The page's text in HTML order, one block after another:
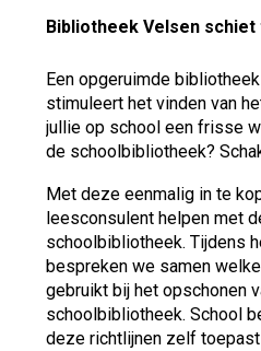
Bibliotheek Velsen schiet
Een opgeruimde
stimuleert het vinden van
jullie op school een frisse
de schoolbibliotheek?
Met deze eenmalig in te
leesconsulent helpen met
schoolbibliotheek. Tijdens
bespreken we samen
gebruikt bij het opschonen
schoolbibliotheek. School
deze richtlijnen zelf